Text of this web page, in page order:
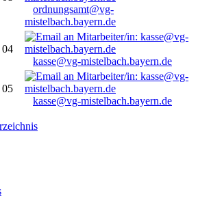
ordnungsamt@vg-
mistelbach.bayern.de
kasse@vg-mistelbach.bayern.de
kasse@vg-mistelbach.bayern.de